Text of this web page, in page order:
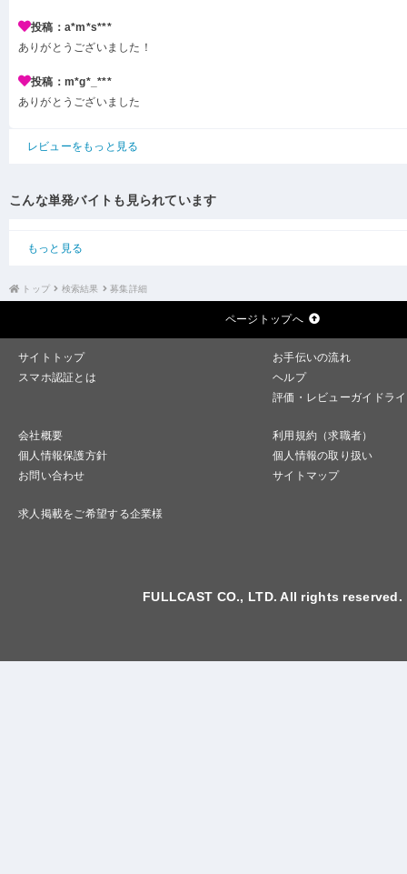
投稿：a*m*s***
ありがとうございました！
投稿：m*g*_***
ありがとうございました
レビューをもっと見る
こんな単発バイトも見られています
もっと見る
トップ 検索結果 募集詳細
ページトップへ
サイトトップ
お手伝いの流れ
スマホ認証とは
ヘルプ
評価・レビューガイドラ
会社概要
利用規約（求職者）
個人情報保護方針
個人情報の取り扱い
お問い合わせ
サイトマップ
求人掲載をご希望する企業様
FULLCAST CO., LTD. All rights reserved.